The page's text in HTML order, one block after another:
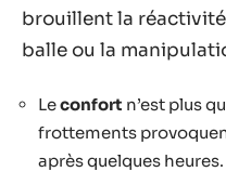
brouillent la
balle ou la
Leconfort n’est plus
frottements
après quelques heures.